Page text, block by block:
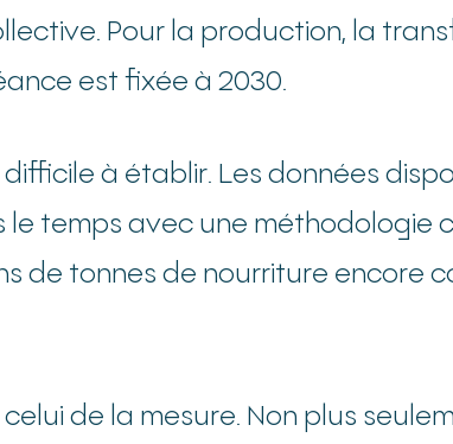
Pour la production, la
est fixée à 2030.
à établir. Les données
temps avec une méthodologie
de tonnes de nourriture encore
de la mesure. Non plus